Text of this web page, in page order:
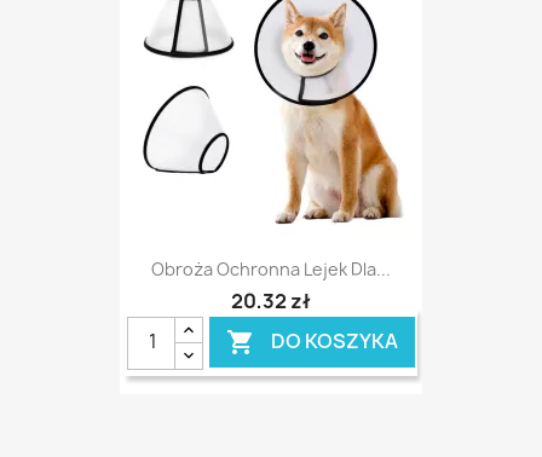
Obroża Ochronna Lejek Dla...
20,32 zł
 DO KOSZYKA